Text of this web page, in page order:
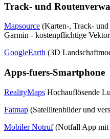
Track- und
Mapsource (Karten-, Track-
Garmin - kostenpflichtige
GoogleEarth (3D
Apps-fuers-Smartphone
RealityMaps Hochauflösende
Fatmap (Satellitenbilder und
Mobiler Notruf(Notfall App mit